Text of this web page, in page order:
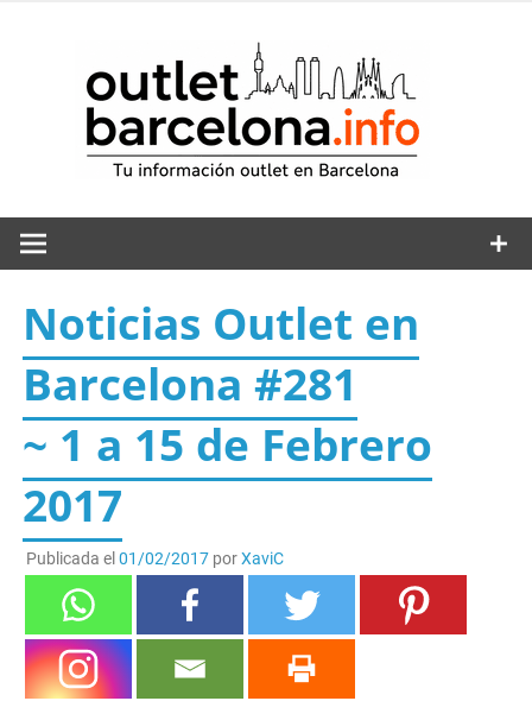
Noticias Outlet en
Barcelona #281
~ 1 a 15 de Febrero
2017
Publicada el 01/02/2017porXaviC